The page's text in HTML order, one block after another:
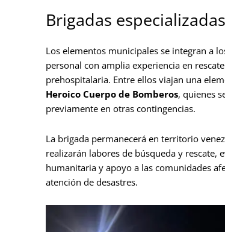
Brigadas
Los elementos municipales se integran a
personal con amplia experiencia en
prehospitalaria. Entre ellos viajan una
Heroico Cuerpo de Bomberos, quienes
previamente en otras contingencias.
La brigada permanecerá en territorio
realizarán labores de búsqueda y
humanitaria y apoyo a las comunidades
atención de desastres.